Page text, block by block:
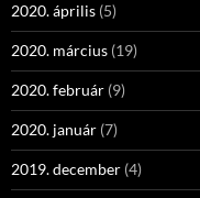
2020. április (5)
2020. március (19)
2020. február (9)
2020. január (7)
2019. december (4)